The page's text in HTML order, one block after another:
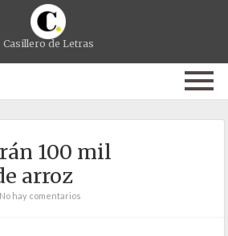
Casillero de Letras
100 mil
arroz
No hay comentarios